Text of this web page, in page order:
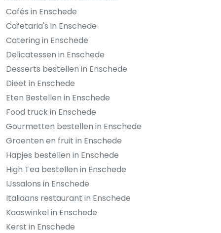
Cafés in Enschede
Cafetaria's in Enschede
Catering in Enschede
Delicatessen in Enschede
Desserts bestellen in Enschede
Dieet in Enschede
Eten Bestellen in Enschede
Food truck in Enschede
Gourmetten bestellen in Enschede
Groenten en fruit in Enschede
Hapjes bestellen in Enschede
High Tea bestellen in Enschede
IJssalons in Enschede
Italiaans restaurant in Enschede
Kaaswinkel in Enschede
Kerst in Enschede